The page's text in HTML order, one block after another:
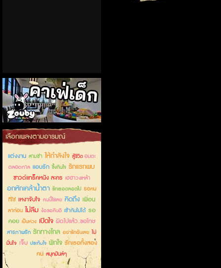
คาเฟ่เด็กลำลูกกา
เลือกเพลงตามอารมณ์
แต่งงาน สามช่า ให้กำลังใจ สู้ชีวิตอมตะ
ตลอดกาล แอบรัก ซึ้งกินใจ รักแรกพบ
ซาวด์แทร็คหนัง ละคร เฮฮาวงเหล้า
อกหักเคล้าน้ำตา รักเธอตลอดไป รอคน
ที่ใช่ เหงาจับใจ คนนี้ใช่เลย คิดถึง เพื่อน
ลาก่อน ไม่ลืม ง้อขอคืนดี เข้ากันไม่ได้ รอ
คอย เป็นห่วง เปิดใจ ผิดไปแล้ว..ขอโทษ
สารภาพรัก รักทางไกล อย่ารักฉันเลย ไม่
มั่นใจ เจ็บ ประทับใจ พักใจ รักเธอทั้งสอง
คน สนุกมันส์ๆ